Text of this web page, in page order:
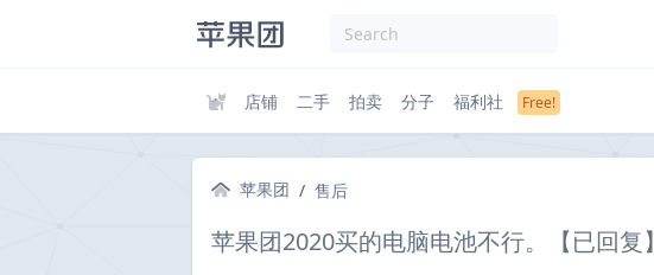
店铺 二手 拍卖 分子 福利社
苹果团 / 售后
苹果团2020买的电脑电池不行。【已回复】